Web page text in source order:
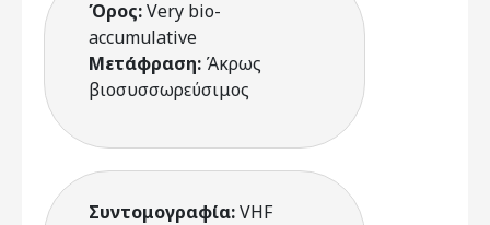
Όρος:Very bio-
accumulative
Μετάφραση: Άκρως
βιοσυσσωρεύσιμος
Συντομογραφία:VHF